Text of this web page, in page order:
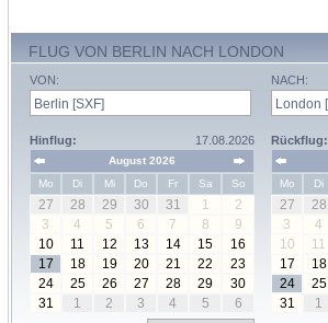
FLUG VON BERLIN NACH LONDON
VON:
Hinflug: 17.08.2026
August 2026
Mo
Di Mi Do Fr Sa So
27 28 29 30 31 1
2
3
4 5 6 7 8
9
10
11 12 13 14 15
16
17
18 19 20 21 22
23
24
25 26 27 28 29
30
31
1 2 3 4 5 6
NACH:
Rückflug:
Mo
Di
27 28
3
4
10
11
17
18
24
25
31
1